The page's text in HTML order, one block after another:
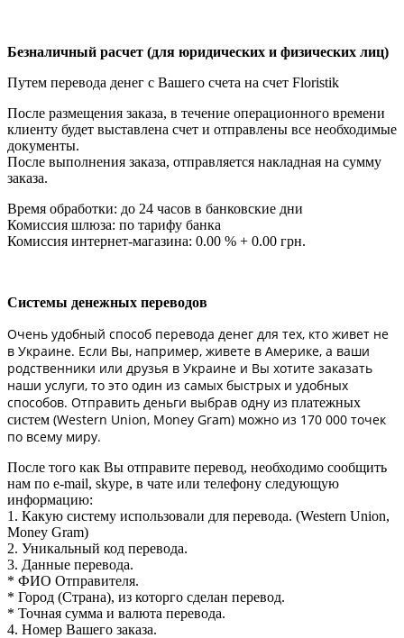
Безналичный расчет (для юридических и физических лиц)
Путем перевода денег с Вашего счета на счет Floristik
После размещения заказа, в течение операционного времени
клиенту будет выставлена счет и отправлены все необходимые
документы.
После выполнения заказа, отправляется накладная на сумму
заказа.
Время обработки: до 24 часов в банковские дни
Комиссия шлюза: по тарифу банка
Комиссия интернет-магазина: 0.00 % + 0.00 грн.
Системы денежных переводов
Очень удобный способ перевода денег для тех, кто живет не
в Украине. Если Вы, например, живете в Америке, а ваши
родственники или друзья в Украине и Вы хотите заказать
наши услуги, то это один из самых быстрых и удобных
способов. Отправить деньги выбрав одну из платежных
систем (Western Union, Money Gram) можно из 170 000 точек
по всему миру.
После того как Вы отправите перевод, необходимо сообщить
нам по e-mail, skype, в чате или телефону следующую
информацию:
1. Какую систему использовали для перевода. (Western Union,
Money Gram)
2. Уникальный код перевода.
3. Данные перевода.
* ФИО Отправителя.
* Город (Страна), из которго сделан перевод.
* Точная сумма и валюта перевода.
4. Номер Вашего заказа.